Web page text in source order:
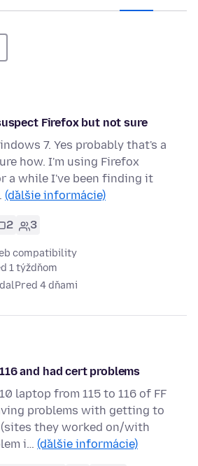
Firefox but not sure
7. Yes probably that's a
how. I'm using Firefox
a while I've been finding it
(ďalšie informácie)
2 3
compatibility
1 týždňom
Pred 4 dňami
and had cert problems
laptop from 115 to 116 of FF
problems with getting to
they worked on/with
i… (ďalšie informácie)